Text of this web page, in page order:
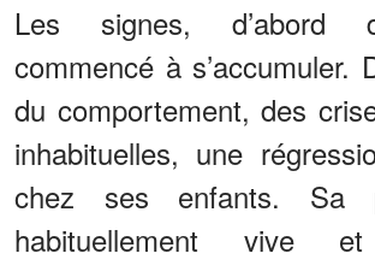
Les signes, d’abord
commencé à s’accumuler.
du comportement, des
inhabituelles, une
chez ses enfants. Sa
habituellement vive